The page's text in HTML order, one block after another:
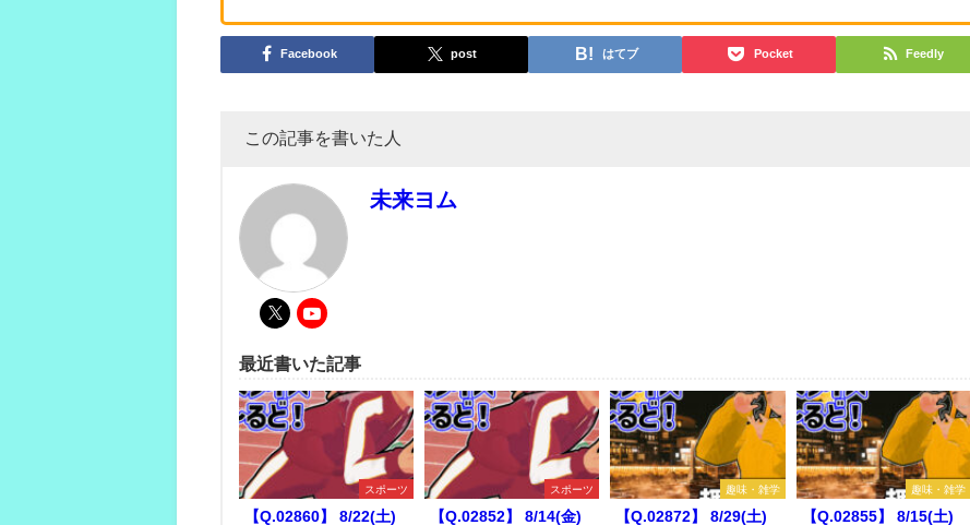
Facebook post はてブ Pocket Feedly
この記事を書いた人
未来ヨム
最近書いた記事
スポーツ
【Q.02860】 8/22(土)
スポーツ
【Q.02852】 8/14(金)
趣味・雑学
【Q.02872】 8/29(土)
趣味・雑学
【Q.02855】 8/15(土)